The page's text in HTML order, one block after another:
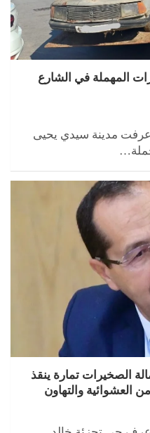
المهملة في الشارع
عرفت مدينة سيدي يحيى
الصخيرات تمارة ينقذ
العشوائية والتهاون